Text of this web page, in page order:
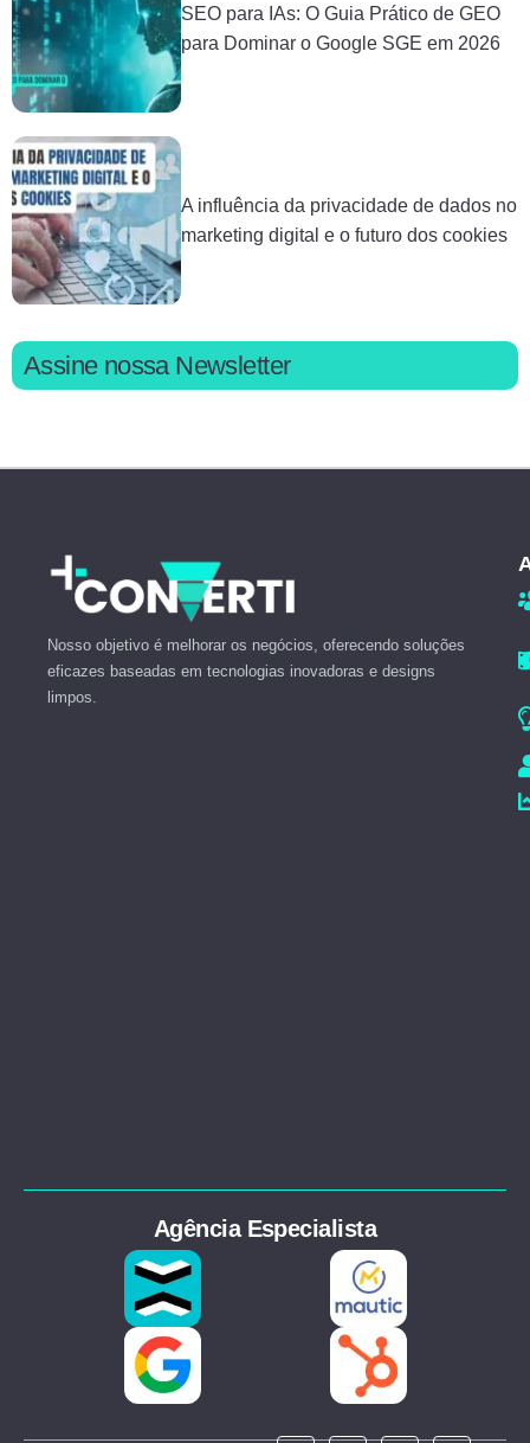
SEO para IAs: O Guia Prático de GEO
para Dominar o Google SGE em 2026
A influência da privacidade de dados no
marketing digital e o futuro dos cookies
Assine nossa Newsletter
Nosso objetivo é melhorar os negócios, oferecendo soluções
eficazes baseadas em tecnologias inovadoras e designs
limpos.
Agência Especialista